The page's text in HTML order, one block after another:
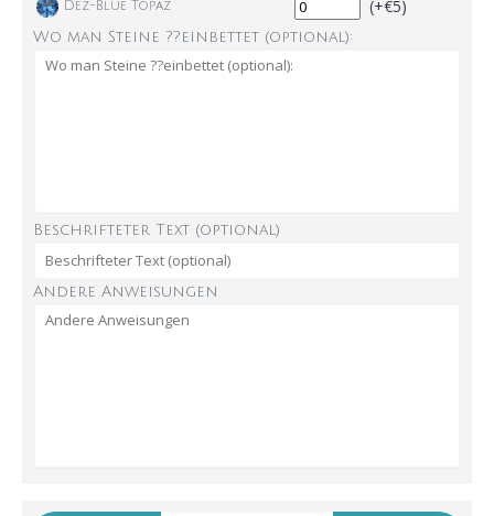
Dez-Blue Topaz (+€5)
Wo man Steine ??einbettet (optional):
Beschrifteter Text (optional)
Andere Anweisungen